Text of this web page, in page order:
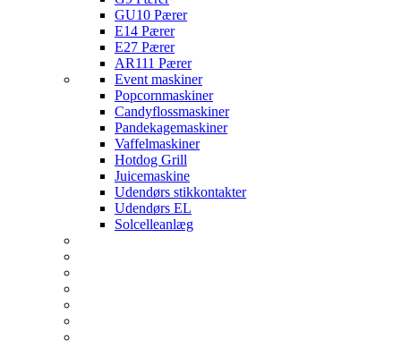
GU10 Pærer
E14 Pærer
E27 Pærer
AR111 Pærer
Event maskiner
Popcornmaskiner
Candyflossmaskiner
Pandekagemaskiner
Vaffelmaskiner
Hotdog Grill
Juicemaskine
Udendørs stikkontakter
Udendørs EL
Solcelleanlæg